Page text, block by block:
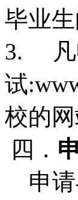
毕业生
3. 凡
试
校的
四．
申请